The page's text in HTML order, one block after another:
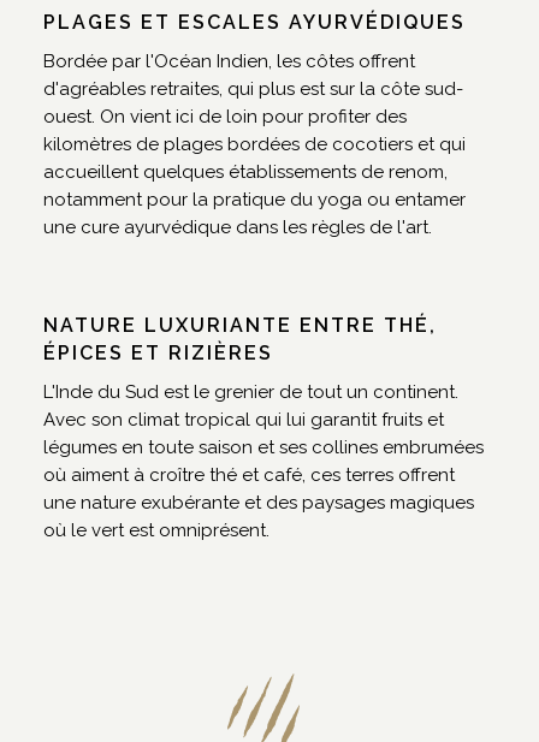
PLAGES ET ESCALES AYURVÉDIQUES
Bordée par l'Océan Indien, les côtes offrent
d'agréables retraites, qui plus est sur la côte sud-
ouest. On vient ici de loin pour profiter des
kilomètres de plages bordées de cocotiers et qui
accueillent quelques établissements de renom,
notamment pour la pratique du yoga ou entamer
une cure ayurvédique dans les règles de l'art.
NATURE LUXURIANTE ENTRE THÉ,
ÉPICES ET RIZIÈRES
L'Inde du Sud est le grenier de tout un continent.
Avec son climat tropical qui lui garantit fruits et
légumes en toute saison et ses collines embrumées
où aiment à croître thé et café, ces terres offrent
une nature exubérante et des paysages magiques
où le vert est omniprésent.